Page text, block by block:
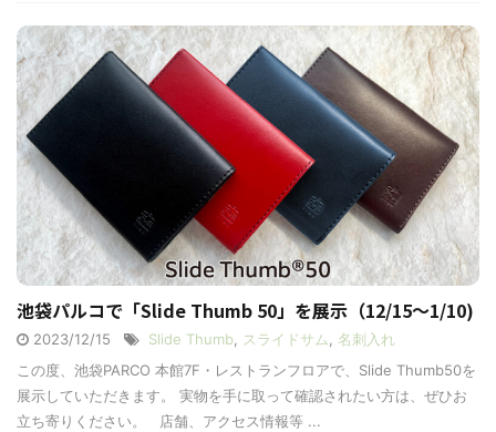
池袋パルコで「Slide Thumb 50」を展示（12/15〜1/10)
2023/12/15 Slide Thumb, スライドサム, 名刺入れ
この度、池袋PARCO 本館7F・レストランフロアで、Slide Thumb50を
展示していただきます。 実物を手に取って確認されたい方は、ぜひお
立ち寄りください。 店舗、アクセス情報等 ...